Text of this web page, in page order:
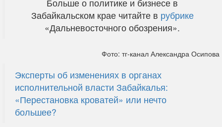
Больше о политике и бизнесе в
Забайкальском крае читайте в рубрике
«Дальневосточного обозрения».
Фото: тг-канал Александра Осипова
Эксперты об изменениях в органах
исполнительной власти Забайкалья:
«Перестановка кроватей» или нечто
большее?